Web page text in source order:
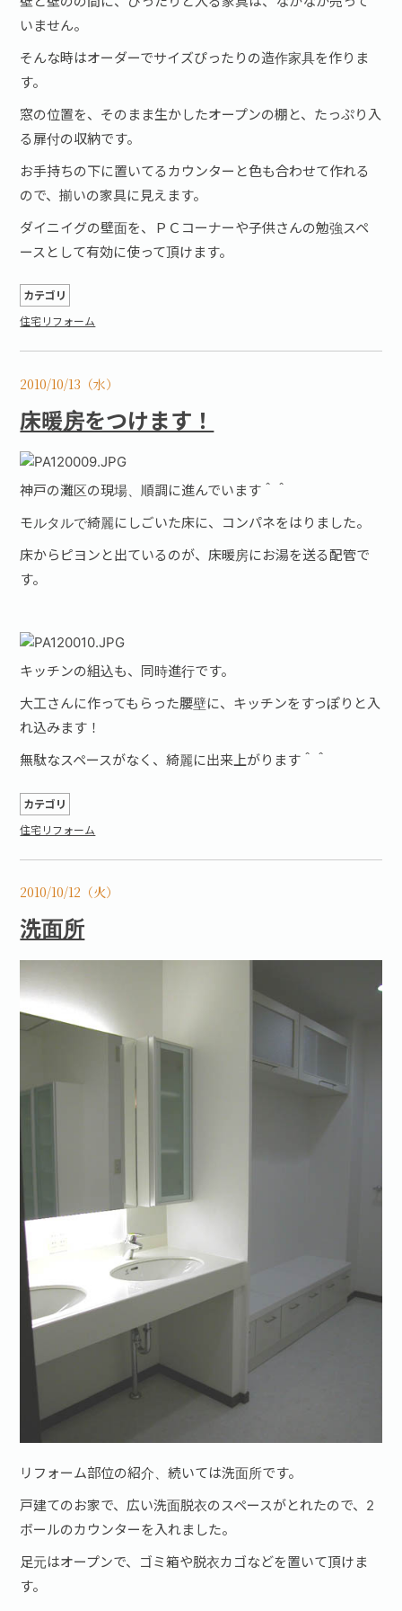
いません。
そんな時はオーダーでサイズぴったりの造作家具を作りま
す。
窓の位置を、そのまま生かしたオープンの棚と、たっぷり入
る扉付の収納です。
お手持ちの下に置いてるカウンターと色も合わせて作れる
ので、揃いの家具に見えます。
ダイニイグの壁面を、ＰＣコーナーや子供さんの勉強スペ
ースとして有効に使って頂けます。
カテゴリ
住宅リフォーム
2010/10/13（水）
床暖房をつけます！
神戸の灘区の現場、順調に進んでいます＾＾
モルタルで綺麗にしごいた床に、コンパネをはりました。
床からピヨンと出ているのが、床暖房にお湯を送る配管で
す。
キッチンの組込も、同時進行です。
大工さんに作ってもらった腰壁に、キッチンをすっぽりと入
れ込みます！
無駄なスペースがなく、綺麗に出来上がります＾＾
カテゴリ
住宅リフォーム
2010/10/12（火）
洗面所
リフォーム部位の紹介、続いては洗面所です。
戸建てのお家で、広い洗面脱衣のスペースがとれたので、2
ボールのカウンターを入れました。
足元はオープンで、ゴミ箱や脱衣カゴなどを置いて頂けま
す。